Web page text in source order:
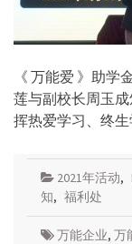
《 万能爱 》助
莲与副校长周玉
挥热爱学习、终生
2021年活动,
知, 福利处
万能企业, 万